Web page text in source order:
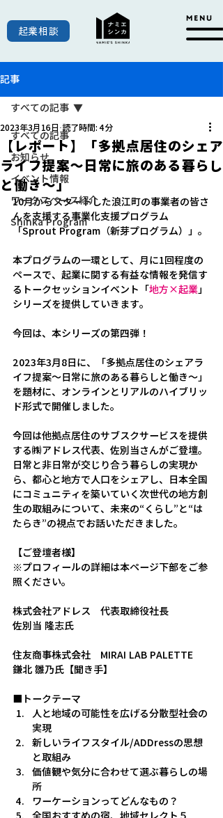
起業相談
記事
すべての記事
お知らせ
イベント情報
ワークスペース紹介
Shinka Program
すべての記事
【レポート】「多拠点居住のシェア
ライフ提案～日常に旅のある暮らし
と働き～」
2023年3月16日 読了時間: 4分
10月からスタートした浪江町の事業者の皆さ
んを支援する事業化支援プログラム
「Sprout Program（新芽プログラム）」。
本プログラムの一環として、月に1回程度の
ペースで、起業に関する有益な情報を発信す
るトークセッションイベント「地方×起業」
シリーズを提供していきます。
今回は、本シリーズの第四弾！
2023年3月8日に、「多拠点居住のシェアラ
イフ提案～日常に旅のある暮らしと働き～」
を題材に、オンラインとリアルのハイブリッ
ド形式で開催しました。
今回は他拠点居住のサブスクサービスを提供
する㈱アドレス代表、佐別当さんがご登壇。
日常と非日常が交じり合う暮らしの実現か
ら、都心と地方で人口をシェアし、日本全国
にコミュニティを築いていく次世代の地方創
生の取組みについて、未来の“くらし”と“は
たらき”の視点でお話いただきました。
【ご登壇者様】
※プロフィールの詳細は本ページ下部をご参
照ください。
株式会社アドレス　代表取締役社長
佐別当 隆志氏
住友商事株式会社　MIRAI LAB PALETTE
鎌北 雛乃氏【聞き手】
■トークテーマ
人と地域の可能性を広げる分散型社会の
実現
新しいライフスタイル/ADDressの思想
と取組み
価値観や気分に合わせて選ぶ暮らしの場
所
ワーケーションってどんなもの？